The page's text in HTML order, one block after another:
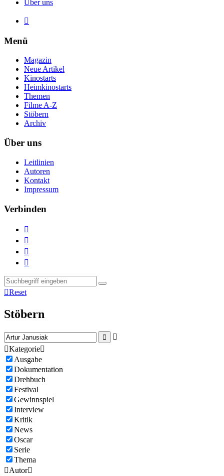
Über uns

Menü
Magazin
Neue Artikel
Kinostarts
Heimkinostarts
Themen
Filme A-Z
Stöbern
Archiv
Über uns
Leitlinien
Autoren
Kontakt
Impressum
Verbinden




Reset
Stöbern


Kategorie
Ausgabe
Dokumentation
Drehbuch
Festival
Gewinnspiel
Interview
Kritik
News
Oscar
Serie
Thema
Autor